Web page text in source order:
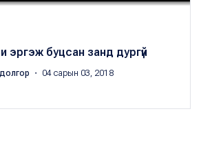
эргэж буцсан занд дургүй
・ 04 сарын 03, 2018